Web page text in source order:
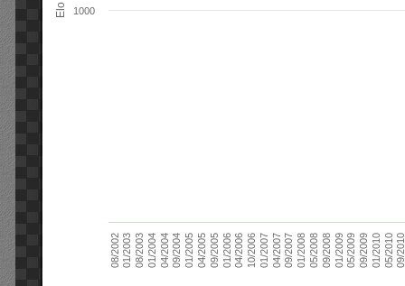
Elo
08/200201/200308/200301/200404/200409/200401/200504/200509/200501/200604/200610/200601/200704/200709/200701/200805/200809/200801/200905/200909/200901/201005/201009/
1000